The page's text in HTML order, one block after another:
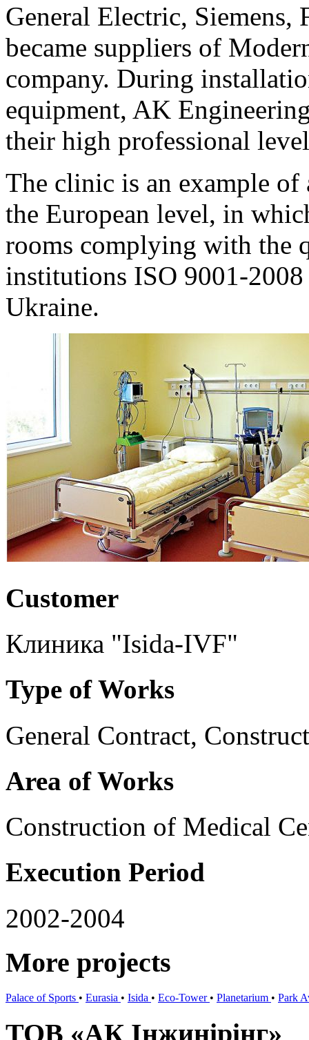
General Electric, Siemens,
became suppliers of
company. During
equipment, AK
their high professional
The clinic is an example
the European level, in
rooms complying with the
institutions ISO 9001-
Ukraine.
Customer
Клиника "Isida-IVF"
Type of Works
General Contract,
Area of Works
Construction of Medical
Execution Period
2002-2004
More projects
Palace of Sports • Eurasia • Isida • Eco-Tower • Planetarium • Park
ТОВ «АК Інжинірінг»